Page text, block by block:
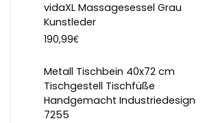
vidaXL Massagesessel Grau
Kunstleder
190,99€
Metall Tischbein 40x72 cm
Tischgestell Tischfüße
Handgemacht Industriedesign
7255